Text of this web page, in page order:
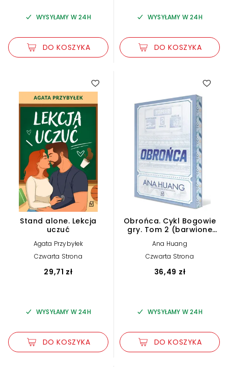
WYSYŁAMY W 24H
DO KOSZYKA
WYSYŁAMY W 24H
DO KOSZYKA
Stand alone. Lekcja
uczuć
Agata Przybyłek
Czwarta Strona
29,71 zł
WYSYŁAMY W 24H
DO KOSZYKA
5.00
Obrońca. Cykl Bogowie
gry. Tom 2 (barwione
Ana Huang
Czwarta Strona
36,49 zł
WYSYŁAMY W 24H
DO KOSZYKA